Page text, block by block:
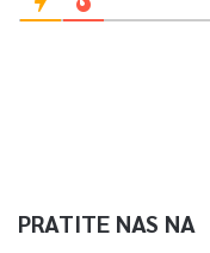
PRATITE NAS NA